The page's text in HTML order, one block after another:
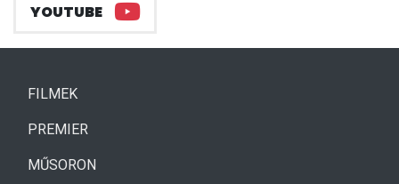
YOUTUBE
FILMEK(CURRENT)
PREMIER
MŰSORON